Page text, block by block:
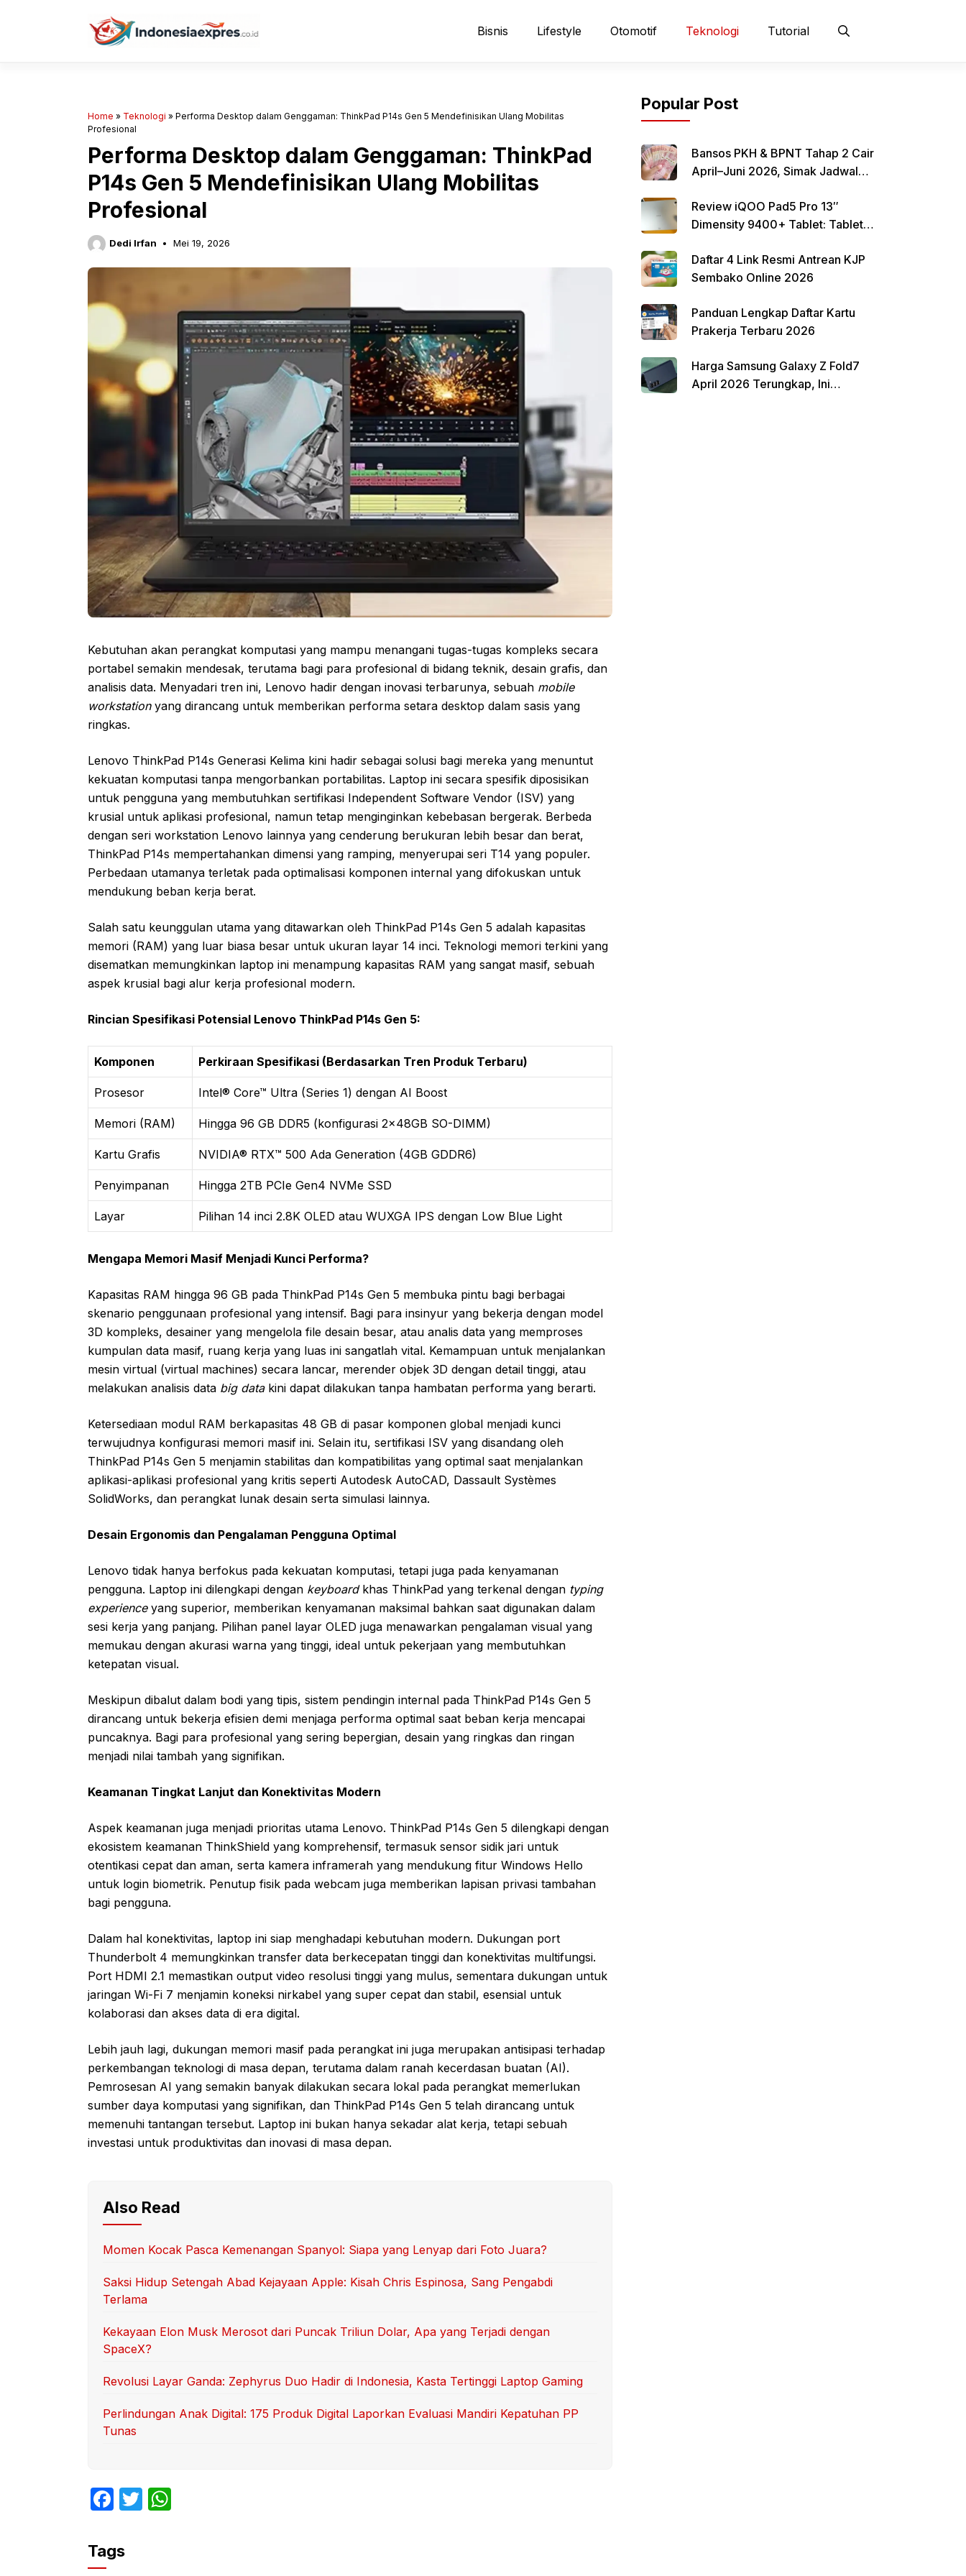
Bisnis Lifestyle Otomotif Teknologi Tutorial
Home » Teknologi » Performa Desktop dalam Genggaman: ThinkPad P14s Gen 5 Mendefinisikan Ulang Mobilitas
Profesional
Performa Desktop dalam Genggaman: ThinkPad
P14s Gen 5 Mendefinisikan Ulang Mobilitas
Profesional
Dedi Irfan Mei 19, 2026
Kebutuhan akan perangkat komputasi yang mampu menangani tugas-tugas kompleks secara
portabel semakin mendesak, terutama bagi para profesional di bidang teknik, desain grafis, dan
analisis data. Menyadari tren ini, Lenovo hadir dengan inovasi terbarunya, sebuah mobile
workstationyang dirancang untuk memberikan performa setara desktop dalam sasis yang
ringkas.
Lenovo ThinkPad P14s Generasi Kelima kini hadir sebagai solusi bagi mereka yang menuntut
kekuatan komputasi tanpa mengorbankan portabilitas. Laptop ini secara spesifik diposisikan
untuk pengguna yang membutuhkan sertifikasi Independent Software Vendor (ISV) yang
krusial untuk aplikasi profesional, namun tetap menginginkan kebebasan bergerak. Berbeda
dengan seri workstation Lenovo lainnya yang cenderung berukuran lebih besar dan berat,
ThinkPad P14s mempertahankan dimensi yang ramping, menyerupai seri T14 yang populer.
Perbedaan utamanya terletak pada optimalisasi komponen internal yang difokuskan untuk
mendukung beban kerja berat.
Salah satu keunggulan utama yang ditawarkan oleh ThinkPad P14s Gen 5 adalah kapasitas
memori (RAM) yang luar biasa besar untuk ukuran layar 14 inci. Teknologi memori terkini yang
disematkan memungkinkan laptop ini menampung kapasitas RAM yang sangat masif, sebuah
aspek krusial bagi alur kerja profesional modern.
Rincian Spesifikasi Potensial Lenovo ThinkPad P14s Gen 5:
Komponen Perkiraan Spesifikasi (Berdasarkan Tren Produk Terbaru)
Prosesor Intel® Core™ Ultra (Series 1) dengan AI Boost
Memori (RAM) Hingga 96 GB DDR5 (konfigurasi 2x48GB SO-DIMM)
Kartu Grafis NVIDIA® RTX™ 500 Ada Generation (4GB GDDR6)
Penyimpanan Hingga 2TB PCIe Gen4 NVMe SSD
Layar Pilihan 14 inci 2.8K OLED atau WUXGA IPS dengan Low Blue Light
Mengapa Memori Masif Menjadi Kunci Performa?
Kapasitas RAM hingga 96 GB pada ThinkPad P14s Gen 5 membuka pintu bagi berbagai
skenario penggunaan profesional yang intensif. Bagi para insinyur yang bekerja dengan model
3D kompleks, desainer yang mengelola file desain besar, atau analis data yang memproses
kumpulan data masif, ruang kerja yang luas ini sangatlah vital. Kemampuan untuk menjalankan
mesin virtual (virtual machines) secara lancar, merender objek 3D dengan detail tinggi, atau
melakukan analisis data big datakini dapat dilakukan tanpa hambatan performa yang berarti.
Ketersediaan modul RAM berkapasitas 48 GB di pasar komponen global menjadi kunci
terwujudnya konfigurasi memori masif ini. Selain itu, sertifikasi ISV yang disandang oleh
ThinkPad P14s Gen 5 menjamin stabilitas dan kompatibilitas yang optimal saat menjalankan
aplikasi-aplikasi profesional yang kritis seperti Autodesk AutoCAD, Dassault Systèmes
SolidWorks, dan perangkat lunak desain serta simulasi lainnya.
Desain Ergonomis dan Pengalaman Pengguna Optimal
Lenovo tidak hanya berfokus pada kekuatan komputasi, tetapi juga pada kenyamanan
pengguna. Laptop ini dilengkapi dengan keyboardkhas ThinkPad yang terkenal dengan typing
experienceyang superior, memberikan kenyamanan maksimal bahkan saat digunakan dalam
sesi kerja yang panjang. Pilihan panel layar OLED juga menawarkan pengalaman visual yang
memukau dengan akurasi warna yang tinggi, ideal untuk pekerjaan yang membutuhkan
ketepatan visual.
Meskipun dibalut dalam bodi yang tipis, sistem pendingin internal pada ThinkPad P14s Gen 5
dirancang untuk bekerja efisien demi menjaga performa optimal saat beban kerja mencapai
puncaknya. Bagi para profesional yang sering bepergian, desain yang ringkas dan ringan
menjadi nilai tambah yang signifikan.
Keamanan Tingkat Lanjut dan Konektivitas Modern
Aspek keamanan juga menjadi prioritas utama Lenovo. ThinkPad P14s Gen 5 dilengkapi dengan
ekosistem keamanan ThinkShield yang komprehensif, termasuk sensor sidik jari untuk
otentikasi cepat dan aman, serta kamera inframerah yang mendukung fitur Windows Hello
untuk login biometrik. Penutup fisik pada webcam juga memberikan lapisan privasi tambahan
bagi pengguna.
Dalam hal konektivitas, laptop ini siap menghadapi kebutuhan modern. Dukungan port
Thunderbolt 4 memungkinkan transfer data berkecepatan tinggi dan konektivitas multifungsi.
Port HDMI 2.1 memastikan output video resolusi tinggi yang mulus, sementara dukungan untuk
jaringan Wi-Fi 7 menjamin koneksi nirkabel yang super cepat dan stabil, esensial untuk
kolaborasi dan akses data di era digital.
Lebih jauh lagi, dukungan memori masif pada perangkat ini juga merupakan antisipasi terhadap
perkembangan teknologi di masa depan, terutama dalam ranah kecerdasan buatan (AI).
Pemrosesan AI yang semakin banyak dilakukan secara lokal pada perangkat memerlukan
sumber daya komputasi yang signifikan, dan ThinkPad P14s Gen 5 telah dirancang untuk
memenuhi tantangan tersebut. Laptop ini bukan hanya sekadar alat kerja, tetapi sebuah
investasi untuk produktivitas dan inovasi di masa depan.
Also Read
Momen Kocak Pasca Kemenangan Spanyol: Siapa yang Lenyap dari Foto Juara?
Saksi Hidup Setengah Abad Kejayaan Apple: Kisah Chris Espinosa, Sang Pengabdi
Terlama
Kekayaan Elon Musk Merosot dari Puncak Triliun Dolar, Apa yang Terjadi dengan
SpaceX?
Revolusi Layar Ganda: Zephyrus Duo Hadir di Indonesia, Kasta Tertinggi Laptop Gaming
Perlindungan Anak Digital: 175 Produk Digital Laporkan Evaluasi Mandiri Kepatuhan PP
Tunas
F
c
e
T
Tags
Popular Post
Bansos PKH & BPNT Tahap 2 Cair
April–Juni 2026, Simak Jadwal
Review iQOO Pad5 Pro 13″
Dimensity 9400+ Tablet: Tablet
9400+ dengan Harga Terjangkau
Daftar 4 Link Resmi Antrean KJP
Sembako Online 2026
Panduan Lengkap Daftar Kartu
Prakerja Terbaru 2026
Harga Samsung Galaxy Z Fold7
April 2026 Terungkap, Ini